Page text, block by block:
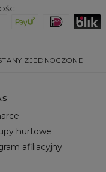
ZJEDNOCZONE
hurtowe
afiliacyjny